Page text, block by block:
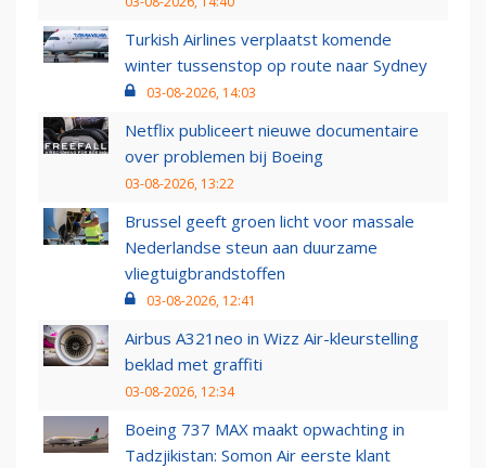
Turkish Airlines verplaatst komende
winter tussenstop op route naar Sydney
03-08-2026, 14:03
Netflix publiceert nieuwe documentaire
over problemen bij Boeing
03-08-2026, 13:22
Brussel geeft groen licht voor massale
Nederlandse steun aan duurzame
vliegtuigbrandstoffen
03-08-2026, 12:41
Airbus A321neo in Wizz Air-kleurstelling
beklad met graffiti
03-08-2026, 12:34
Boeing 737 MAX maakt opwachting in
Tadzjikistan: Somon Air eerste klant